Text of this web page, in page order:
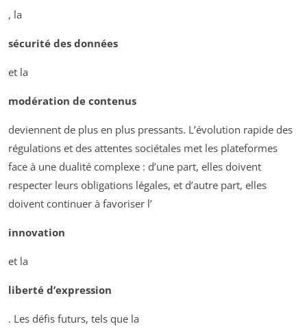
, la
sécurité des données
et la
modération de contenus
deviennent de plus en plus pressants. L’évolution rapide des
régulations et des attentes sociétales met les plateformes
face à une dualité complexe : d’une part, elles doivent
respecter leurs obligations légales, et d’autre part, elles
doivent continuer à favoriser l’
innovation
et la
liberté d’expression
. Les défis futurs, tels que la